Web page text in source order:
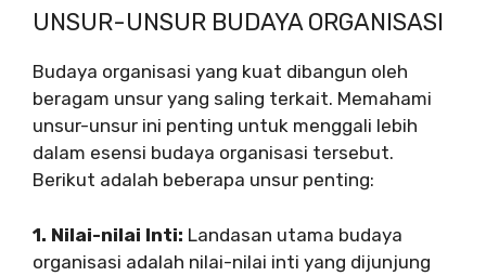
UNSUR-UNSUR BUDAYA ORGANISASI
Budaya organisasi yang kuat dibangun oleh
beragam unsur yang saling terkait. Memahami
unsur-unsur ini penting untuk menggali lebih
dalam esensi budaya organisasi tersebut.
Berikut adalah beberapa unsur penting:
1. Nilai-nilai Inti: Landasan utama budaya
organisasi adalah nilai-nilai inti yang dijunjung